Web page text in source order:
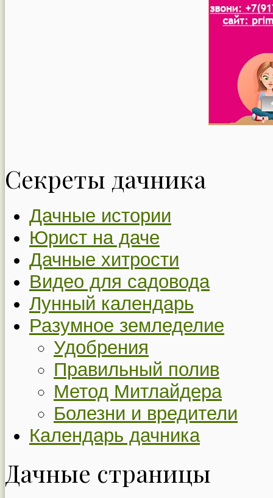
Секреты дачника
Дачные истории
Юрист на даче
Дачные хитрости
Видео для садовода
Лунный календарь
Разумное земледелие
Удобрения
Правильный полив
Метод Митлайдера
Болезни и вредители
Календарь дачника
Дачные страницы